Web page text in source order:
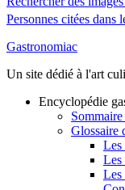
Personnes citées dans
Gastronomiac
Un site dédié à l'art
Encyclopédie
Glossaire
Les
Les
Les